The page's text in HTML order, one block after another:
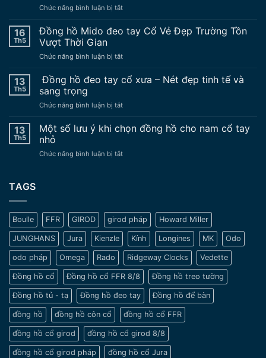
Chức năng bình luận bị tắtở
lý
do
nên
dụng
nâng
chế
16
Th5
Đồng hồ Mido đeo tay Cổ Vẻ Đẹp Trường Tồn
Vượt Thời Gian
Chức năng bình luận bị tắtở
hồ
Mido
tay
Vẻ
Đẹp
Tồn
13
Th5
Đồng hồ đeo tay cổ xưa – Nét đẹp tinh tế và
sang trọng
Chức năng bình luận bị tắtở
đeo
cổ
tế
và
sang
trọng
13
Th5
Một số lưu ý khi chọn đồng hồ cho nam cổ tay
nhỏ
Chức năng bình luận bị tắtở
chọn
đồng
hồ
cho
nam
cổ
tay
nhỏ
TAGS
Boulle FFR GIROD girod pháp Howard Miller
JUNGHANS Jura Kienzle Kính Longines MK Odo
odo pháp Omega Rado Ridgeway Clocks Vedette
Đồng hồ cổ Đồng hồ cổ FFR 8/8 Đồng hồ treo tường
Đồng hồ tủ - tạ Đồng hồ đeo tay Đồng hồ để bàn
đồng hồ đồng hồ côn cổ đồng hồ cổ FFR
đồng hồ cổ girod đồng hồ cổ girod 8/8
đồng hồ cổ girod pháp đồng hồ cổ Jura